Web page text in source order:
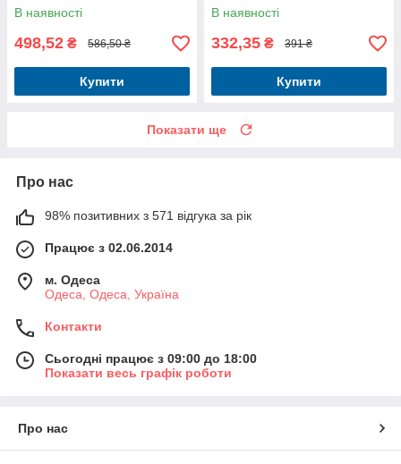
В наявності
498,52 ₴ 586,50 ₴
Купити
В наявності
332,35 ₴ 391 ₴
Купити
Показати ще
Про нас
98% позитивних з 571 відгука за рік
Працює з 02.06.2014
м. Одеса
Одеса, Одеса, Україна
Контакти
Сьогодні працює з 09:00 до 18:00
Показати весь графік роботи
Про нас